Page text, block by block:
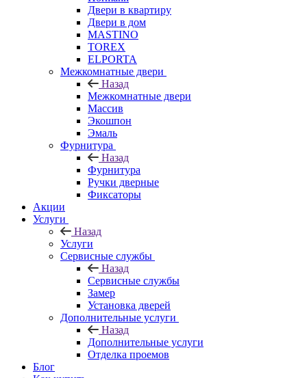
Двери в квартиру
Двери в дом
MASTINO
TOREX
ELPORTA
Межкомнатные двери
Назад
Межкомнатные двери
Массив
Экошпон
Эмаль
Фурнитура
Назад
Фурнитура
Ручки дверные
Фиксаторы
Акции
Услуги
Назад
Услуги
Сервисные службы
Назад
Сервисные службы
Замер
Установка дверей
Дополнительные услуги
Назад
Дополнительные услуги
Отделка проемов
Блог